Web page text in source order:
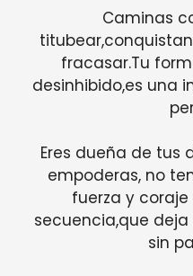
Caminas
fracasar.Tu
desinhibido,es una
Eres dueña de tus
empoderas, no
fuerza y
secuencia,que
sin